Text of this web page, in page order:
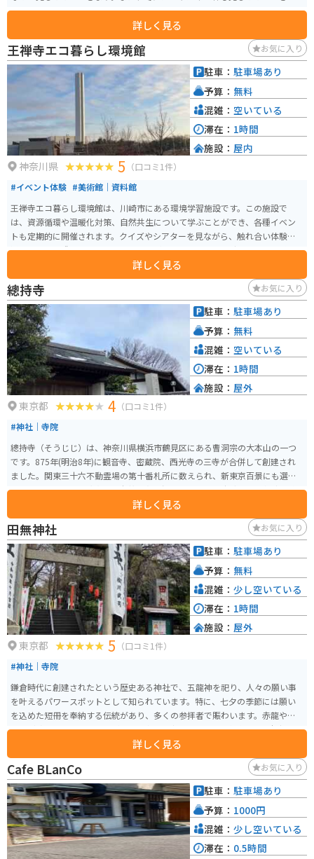
す。
詳しく見る
王禅寺エコ暮らし環境館 お気に入り
神奈川県 5 （口コミ1件）
#イベント体験 #美術館｜資料館
王禅寺エコ暮らし環境館は、川崎市にある環境学習施設です。この施設で
は、資源循環や温暖化対策、自然共生について学ぶことができ、各種イベン
トも定期的に開催されます。クイズやシアターを見ながら、触れ合い体験を
通じて環境保護について学習することができます。 屋外へ出ることなく施設
内を見学することができ、エコに関するさまざまな知識を楽しく身につける
ことが可能です。ゴミ処理の見学も行われており、エコや地球に優しい生活
を送るための重要な知識を得ることができます。個人で行く場合はいつでも
自由に見学することができます。
詳しく見る
駐車： 駐車場あり
予算： 無料
混雑： 空いている
滞在： 1時間
施設： 屋内
總持寺 お気に入り
東京都 4 （口コミ1件）
#神社｜寺院
總持寺（そうじじ）は、神奈川県横浜市鶴見区にある曹洞宗の大本山の一つ
です。875年(明治8年)に観音寺、密蔵院、西光寺の三寺が合併して創建され
ました。関東三十六不動霊場の第十番札所に数えられ、新東京百景にも選ば
れています。山号は諸嶽山、本尊は釈迦如来です。 この寺院は特に禅宗の修
行道場として知られ、多くの僧侶が厳しい修行を行う場所として有名です。
広大な境内には、重要文化財に指定されている建築物も多数あり、その歴史
的価値も高く評価されています。また、總持寺は「心のふるさと」をコンセ
プトに、多くの人々に開かれた寺としても知られており、誰でもが訪れやす
い環境が整えられています。
詳しく見る
駐車： 駐車場あり
予算： 無料
混雑： 空いている
滞在： 1時間
施設： 屋外
田無神社 お気に入り
東京都 5 （口コミ1件）
#神社｜寺院
鎌倉時代に創建されたという歴史ある神社で、五龍神を祀り、人々の願い事
を叶えるパワースポットとして知られています。特に、七夕の季節には願い
を込めた短冊を奉納する伝統があり、多くの参拝者で賑わいます。赤龍や青
龍など珍しい龍を見ることができ、中央を守る金龍は、運気向上・幸福招来
のご利益があると言われています。詳しく見る
駐車： 駐車場あり
予算： 無料
混雑： 少し空いている
滞在： 1時間
施設： 屋外
Cafe BLanCo お気に入り
駐車： 駐車場あり
予算： 1000円
混雑： 少し空いている
滞在： 0.5時間